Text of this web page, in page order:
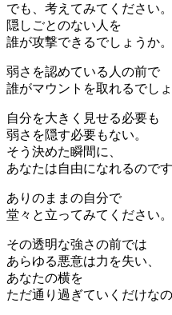
でも、考えてみてください。
隠しごとのない人を
誰が攻撃できるでしょうか。
弱さを認めている人の前で
誰がマウントを取れるでしょ
自分を大きく見せる必要も
弱さを隠す必要もない。
そう決めた瞬間に、
あなたは自由になれるのです
ありのままの自分で
堂々と立ってみてください。
その透明な強さの前では
あらゆる悪意は力を失い、
あなたの横を
ただ通り過ぎていくだけなの